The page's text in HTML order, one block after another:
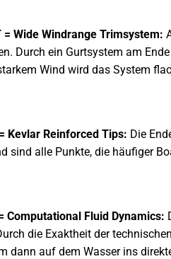
= Wide Windrange Trimsystem:
Durch ein Gurtsystem am
Wind wird das System
Kevlar Reinforced Tips: Die
sind alle Punkte, die häufiger
Computational Fluid Dynamics:
die Exaktheit der
dann auf dem Wasser ins